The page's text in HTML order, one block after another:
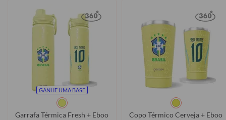
GANHE UMA BASE
Garrafa Térmica Fresh + Ebook - CBF - Uniforme 01 Personalizado
Copo Térmico Cerveja +